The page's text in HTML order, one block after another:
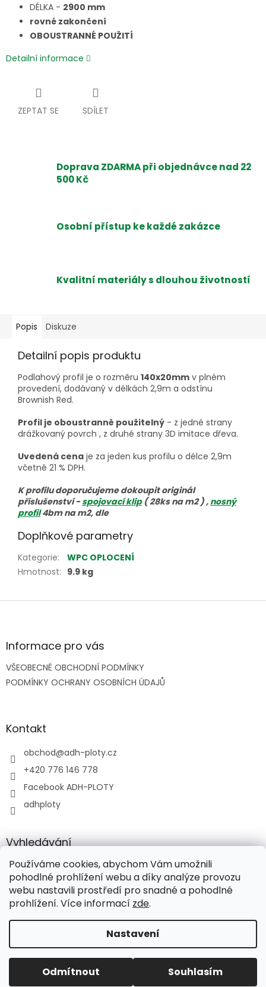
Používáme cookies, abychom Vám umožnili
pohodlné prohlížení webu a díky analýze provozu
webu nastavili prostředí pro snadné a pohodlné
prohlížení. Více informací zde.
Nastavení
Odmítnout Souhlasím
DÉLKA - 2900 mm
rovné zakončení
OBOUSTRANNÉ POUŽITÍ
Detailní informace
ZEPTAT SE SDÍLET
Doprava ZDARMA při objednávce nad 22
500 Kč
Osobní přístup ke každé zakázce
Kvalitní materiály s dlouhou životností
Popis Diskuze
Detailní popis produktu
Podlahový profil je o rozměru 140x20mm v plném
provedení, dodávaný v délkách 2,9m a odstínu
Brownish Red.
Profil je oboustranně použitelný - z jedné strany
drážkovaný povrch , z druhé strany 3D imitace dřeva.
Uvedená cena je za jeden kus profilu o délce 2,9m
včetně 21 % DPH.
K profilu doporučujeme dokoupit originál
příslušenství -spojovací klip( 28ks na m2 ) , nosný
profil4bm na m2, dle
Doplňkové parametry
Kategorie:
WPC OPLOCENÍ
Hmotnost: 9.9 kg
Z
aInformace pro vás
VŠEOBECNÉ OBCHODNÍ PODMÍNKY
PODMÍNKY OCHRANY OSOBNÍCH ÚDAJŮ
Kontakt
obchod@adh-ploty.cz
+420 776 146 778
Facebook ADH-PLOTY
adhploty
Vyhledávání
HLEDAT
Copyright 2026ADH-PLOTY s.r.o.. Všechna práva
vyhrazena.
Upravit nastavení cookies